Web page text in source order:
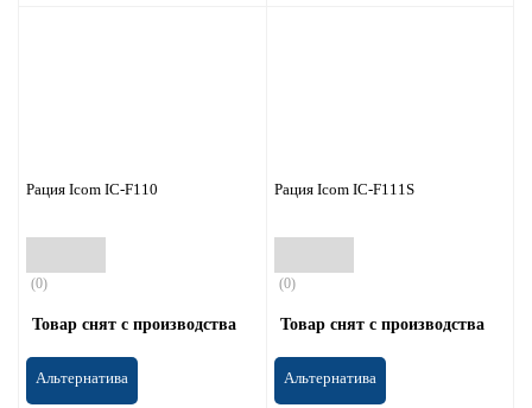
Рация Icom IC-F110
(0)
Товар снят с производства
Альтернатива
Рация Icom IC-F111S
(0)
Товар снят с производства
Альтернатива